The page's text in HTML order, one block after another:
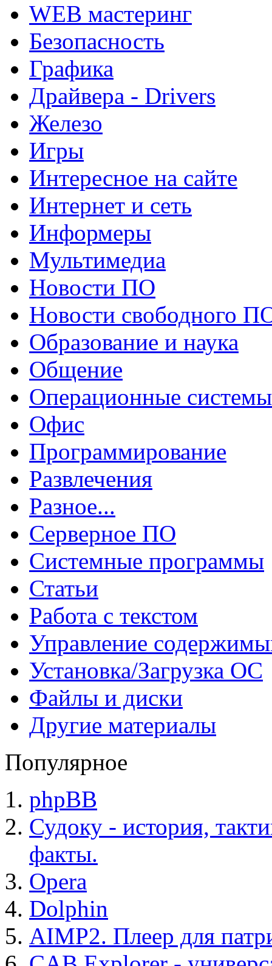
WEB мастеринг
Безопасность
Графика
Драйвера - Drivers
Железо
Игры
Интересное на сайте
Интернет и сеть
Информеры
Мультимедиа
Новости ПО
Новости свободного
Образование и наука
Общение
Операционные системы
Офис
Программирование
Развлечения
Разное...
Серверное ПО
Системные программы
Статьи
Работа с текстом
Управление
Установка/Загрузка ОС
Файлы и диски
Другие материалы
Популярное
phpBB
Судоку - история,
факты.
Opera
Dolphin
AIMP2. Плеер для